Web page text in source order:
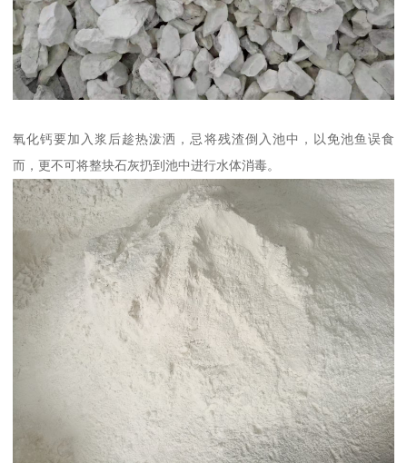
氧化钙要加入浆后趁热泼洒，忌将残渣倒入池中，以免池鱼误食
而，更不可将整块石灰扔到池中进行水体消毒。